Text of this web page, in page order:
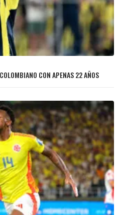
CON APENAS 22 AÑOS